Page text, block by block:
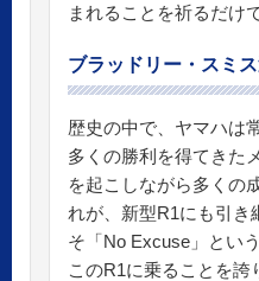
まれることを祈るだけ
ブラッドリー・スミ
歴史の中で、ヤマハは
多くの勝利を得てきた
を起こしながら多くの
れが、新型R1にも引き
そ「No Excuse」とい
このR1に乗ることを誇